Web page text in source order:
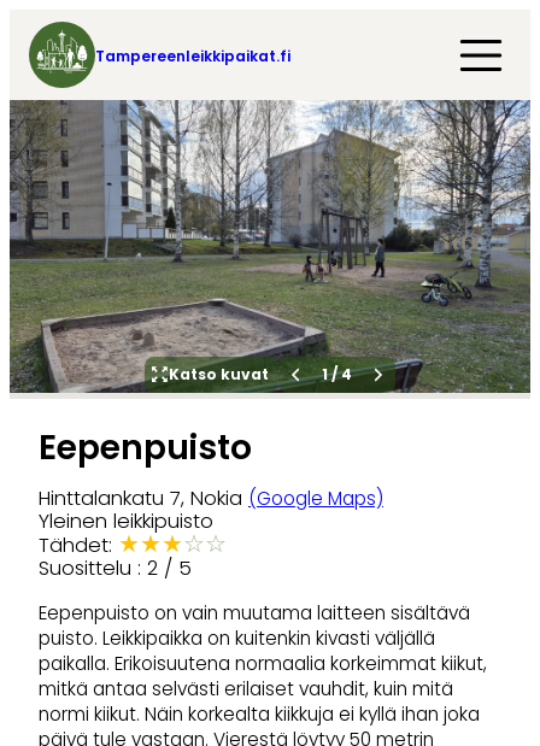
Tampereenleikkipaikat.fi
Katso kuvat 1/4
Eepenpuisto
Hinttalankatu 7, Nokia (Google Maps)
Yleinen leikkipuisto
Tähdet: ★★★☆☆
Suosittelu : 2 / 5
Eepenpuisto on vain muutama laitteen sisältävä
puisto. Leikkipaikka on kuitenkin kivasti väljällä
paikalla. Erikoisuutena normaalia korkeimmat kiikut,
mitkä antaa selvästi erilaiset vauhdit, kuin mitä
normi kiikut. Näin korkealta kiikkuja ei kyllä ihan joka
päivä tule vastaan. Vierestä löytyy 50 metrin